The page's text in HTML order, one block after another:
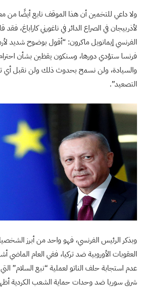
ولا داعي للتخمين أن هذا الموقف نابع أيضًا من
لأذربيجان في الصراع الدائر في ناغورني كاراباغ،
الفرنسي إيمانويل ماكرون: “أقول بوضوح شديد
فرنسا ستؤدي دورها، وسنكون يقظين بشأن احترام
والسيادة، ولن نسمح بحدوث ذلك ولن نقبل أي
التصعيد”.
وبذكر الرئيس الفرنسي، فهو واحد من أبرز
العقوبات الأوروبية ضد تركيا، ففي العام الماضي
عدم استجابة حلف الناتو لعملية “نبع السلام”
شرق سوريا ضد وحدات حماية الشعب الكردية